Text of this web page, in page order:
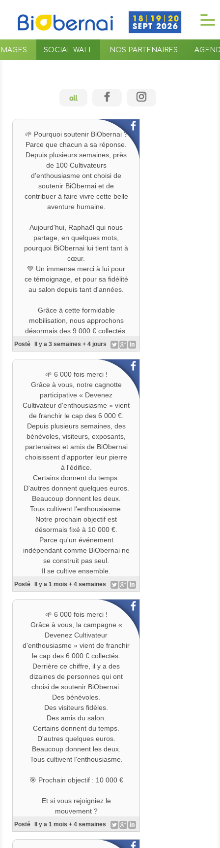
all
🌱 Pourquoi soutenir BiObernai ?
Parce que chacun a sa réponse.
Depuis plusieurs semaines, près
de 100 Cultivateurs
d'enthousiasme ont choisi de
soutenir BiObernai et de
contribuer à faire vivre cette belle
aventure humaine.
Aujourd'hui, Raphaël qui nous
partage, en quelques mots,
pourquoi BiObernai lui tient tant à
cœur.
💚 Un immense merci à lui pour
ce témoignage, et pour sa fidélité
au salon depuis tant d'années.
Grâce à cette formidable
mobilisation, nous approchons
désormais des 9 000 € collectés.
🎯 Prochaine étape : franchir
ensemble le cap symbolique des
10 000 € !
Et parce que nous voyons plus
loin, notre ambition est d'atteindre
15 000 €, afin de préparer la
prochaine édition de BiObernai
avec encore plus de sérénité et
de continuer à faire grandir ce
rendez-vous indépendant, engagé
et profondément humain.
Chaque contribution, quel qu'en
soit le montant, est un véritable
encouragement et nous
rapproche un peu plus de cette
ambition collective.
Et vous... rejoindrez-vous les
Cultivateurs d'enthousiasme ? 🌱
👉 C'est ici que ça se passe :
https://www.helloasso.com/associ
ations/association-
saba/formulaires/1
#BiObernai2026
#CultivonsLEnthousiasme
# CultivateursDEnthousiasme
#ÉvénementEngagé
#ÉconomieLocale
#
EnsemblePourBiObernai
Posté Il y a 3 semaines + 4 jours
🌱 6 000 fois merci !
Grâce à vous, notre cagnotte
participative « Devenez
Cultivateur d'enthousiasme » vient
de franchir le cap des 6 000 €.
Depuis plusieurs semaines, des
bénévoles, visiteurs, exposants,
partenaires et amis de BiObernai
choisissent d'apporter leur pierre
à l'édifice.
Certains donnent du temps.
D'autres donnent quelques euros.
Beaucoup donnent les deux.
Tous cultivent l'enthousiasme.
Notre prochain objectif est
désormais fixé à 10 000 €.
Parce qu'un événement
indépendant comme BiObernai ne
se construit pas seul.
Il se cultive ensemble.
💚 Merci à chacun d'entre vous.
👉 Rejoignez les Cultivateurs
d'enthousiasme :
https://www.helloasso.com/associ
ations/association-
saba/formulaires/ 1 ou en BIO
Posté Il y a 1 mois + 4 semaines
🌱 6 000 fois merci !
Grâce à vous, la campagne «
Devenez Cultivateur
d'enthousiasme » vient de franchir
le cap des 6 000 € collectés.
Derrière ce chiffre, il y a des
dizaines de personnes qui ont
choisi de soutenir BiObernai.
Des bénévoles.
Des visiteurs fidèles.
Des amis du salon.
Certains donnent du temps.
D'autres quelques euros.
Beaucoup donnent les deux.
Tous cultivent l'enthousiasme.
🎯 Prochain objectif : 10 000 €
Et si vous rejoigniez le
mouvement ?
👉 Contribuer
:https://www.helloasso.com/associ
Posté Il y a 1 mois + 4 semaines
SOCIAL WALL NOS PARTENAIRES